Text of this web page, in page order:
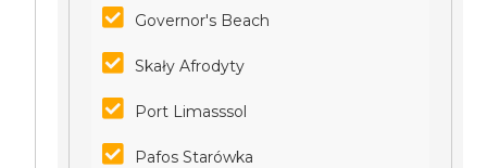
Governor's Beach
Skały Afrodyty
Port Limasssol
Pafos Starówka